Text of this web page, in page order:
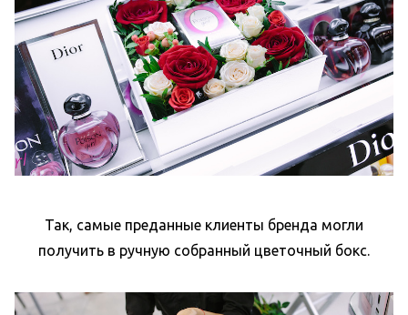
Так, самые преданные клиенты бренда могли
получить в ручную собранный цветочный бокс.